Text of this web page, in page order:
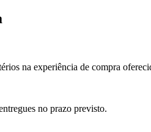
na experiência de compra
no prazo previsto.